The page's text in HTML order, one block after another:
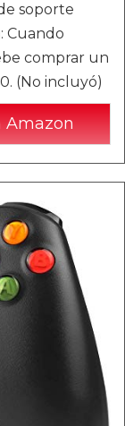
soporte
Cuando
comprar un
(No incluyó)
Amazon